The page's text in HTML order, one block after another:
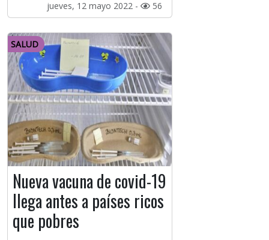
jueves, 12 mayo 2022 - 56
SALUD
Nueva vacuna de covid-19
llega antes a países ricos
que pobres